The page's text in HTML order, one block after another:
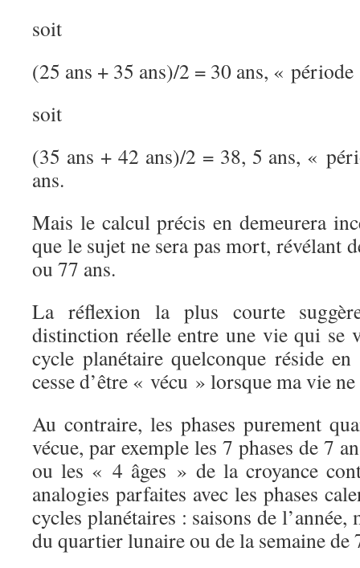
soit
(25 ans + 35 ans)/2 = 30 ans, «
soit
(35 ans + 42 ans)/2 = 38, 5 ans, «
ans.
Mais le calcul précis en demeurera
que le sujet ne sera pas mort, révélant
ou 77 ans.
La réflexion la plus courte
distinction réelle entre une vie qui se
cycle planétaire quelconque réside
cesse d’être « vécu » lorsque ma vie ne
Au contraire, les phases purement
vécue, par exemple les 7 phases de 7
ou les « 4 âges » de la croyance
analogies parfaites avec les phases
cycles planétaires : saisons de
du quartier lunaire ou de la semaine de